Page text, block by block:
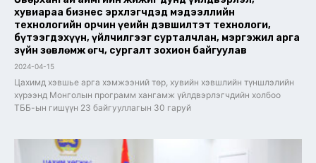
хувиараа бизнес эрхлэгчдэд мэдээллийн
технологийн орчин үеийн дэвшилтэт технологи,
бүтээгдэхүүн, үйлчилгээг сурталчлан, мэргэжил арга
зүйн зөвлөмж өгч, сургалт зохион байгуулав
2024-04-15
Цахимд хэвшье арга хэмжээний төр, хувийн хэвшлийн түншлэлийн
хүрээнд Монголын программ хангамж үйлдвэрлэгчдийн холбоо
ТББ-ын гишүүн 23 байгууллагын 30 гаруй